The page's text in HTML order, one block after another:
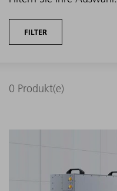
FILTER
0 Produkt(e)